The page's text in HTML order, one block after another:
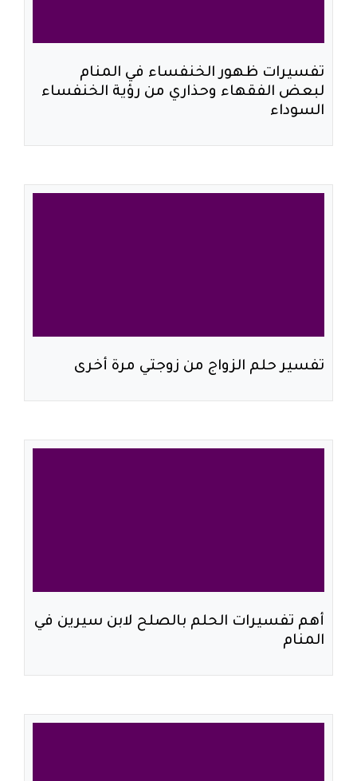
تفسيرات ظهور الخنفساء في المنام
لبعض الفقهاء وحذاري من رؤية الخنفساء
السوداء
تفسير حلم الزواج من زوجتي مرة أخرى
أهم تفسيرات الحلم بالصلح لابن سيرين في
المنام